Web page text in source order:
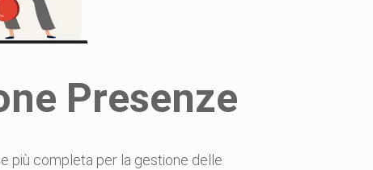
Presenze
più completa per la gestione delle